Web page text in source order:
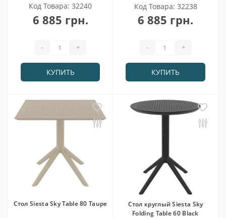
Код Товара: 32240
6 885 грн.
- +
КУПИТЬ
Код Товара: 32238
6 885 грн.
- +
КУПИТЬ
Cтол Siesta Sky Table 80 Taupe
Cтол круглый Siesta Sky
Folding Table 60 Black